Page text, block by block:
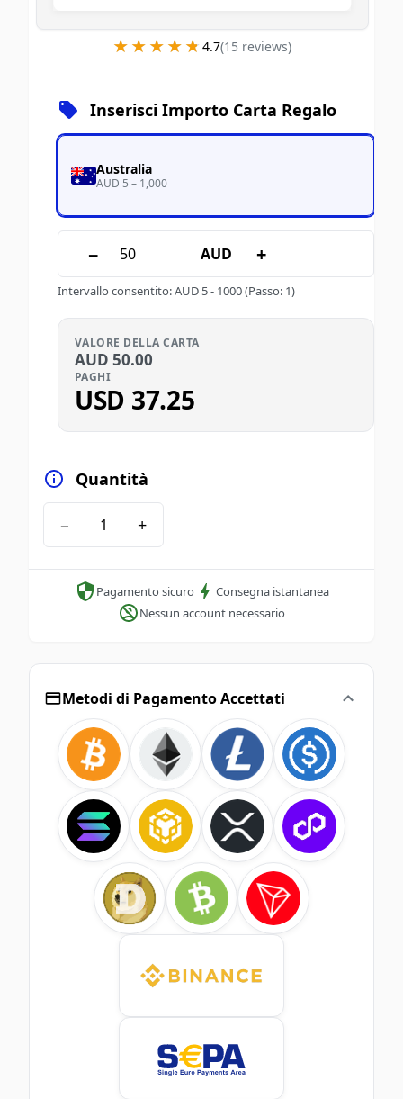
★★★★★
★★★★★ 4.7(15 reviews)
Inserisci Importo Carta Regalo
Australia
AUD 5 – 1,000
− AUD +
Intervallo consentito:AUD 5- 1000(Passo: 1)
VALORE DELLA CARTA
AUD 50.00
PAGHI
USD 37.25
Quantità
− +
Pagamento sicuro
Consegna istantanea
Nessun account necessario
Metodi di Pagamento Accettati